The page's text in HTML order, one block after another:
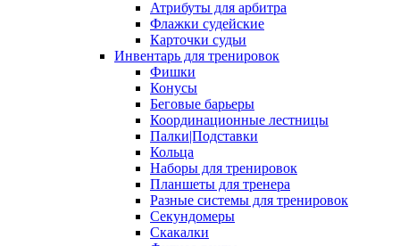
Атрибуты для арбитра
Флажки судейские
Карточки судьи
Инвентарь для тренировок
Фишки
Конусы
Беговые барьеры
Координационные лестницы
Палки|Подставки
Кольца
Наборы для тренировок
Планшеты для тренера
Разные системы для тренировок
Секундомеры
Скакалки